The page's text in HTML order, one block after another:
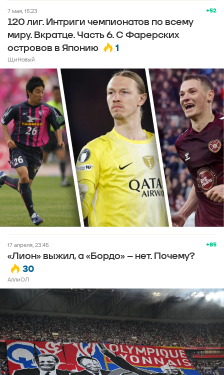
+52
7 мая, 15:23
120 лиг. Интриги чемпионатов по всему
миру. Вкратце. Часть 6. С Фарерских
островов в Японию
1
ЩиНовый
+85
17 апреля, 23:45
«Лион» выжил, а «Бордо» – нет. Почему?
30
АллиОЛ